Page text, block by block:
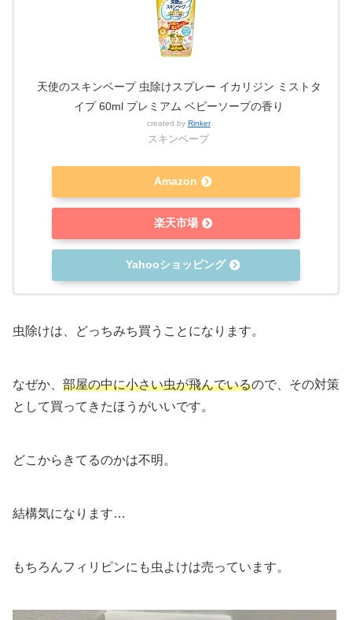
天使のスキンベープ 虫除けスプレー イカリジン ミストタ
イプ 60ml プレミアム ベビーソープの香り
created by Rinker
スキンベープ
Amazon
楽天市場
Yahooショッピング
虫除けは、どっちみち買うことになります。
なぜか、 部屋の中に小さい虫が飛んでいるので、その対策
として買ってきたほうがいいです。
どこからきてるのかは不明。
結構気になります…
もちろんフィリピンにも虫よけは売っています。